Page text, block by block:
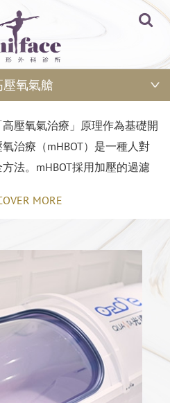
壓氧氣艙
壓氧氣治療」原理作為基礎開
治療（mHBOT）是一種人對
法。mHBOT採用加壓的過濾
行活化過程提供了最佳的環
量採伐等地球環境因素，加上
等體內環境因素，已陷入氧氣不
化和各種疾病的原因之一，一
下的預期效果：
會感覺倦怠慵懶，充足的氧氣可
。
達皮膚，很容易老化進而出現
MORE